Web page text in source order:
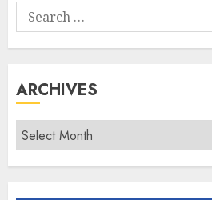
Search
for:
ARCHIVES
Archives